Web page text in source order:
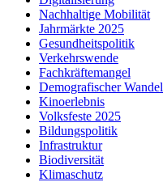
Nachhaltige Mobilität
Jahrmärkte 2025
Gesundheitspolitik
Verkehrswende
Fachkräftemangel
Demografischer Wandel
Kinoerlebnis
Volksfeste 2025
Bildungspolitik
Infrastruktur
Biodiversität
Klimaschutz